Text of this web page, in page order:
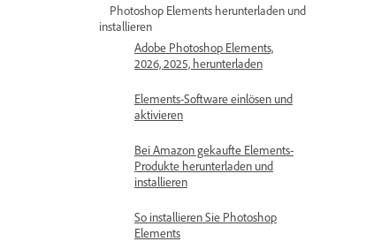
Photoshop Elements herunterladen und
installieren
Adobe Photoshop Elements,
2026, 2025, herunterladen
Elements-Software einlösen und
aktivieren
Bei Amazon gekaufte Elements-
Produkte herunterladen und
installieren
So installieren Sie Photoshop
Elements